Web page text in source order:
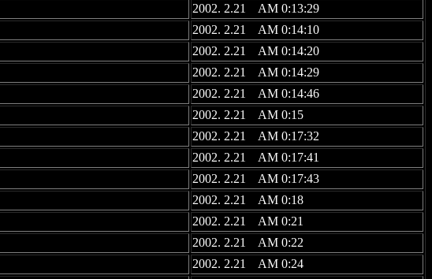
2002. 2.21 AM 0:13:29
2002. 2.21 AM 0:14:10
2002. 2.21 AM 0:14:20
2002. 2.21 AM 0:14:29
2002. 2.21 AM 0:14:46
2002. 2.21 AM 0:15
2002. 2.21 AM 0:17:32
2002. 2.21 AM 0:17:41
2002. 2.21 AM 0:17:43
2002. 2.21 AM 0:18
2002. 2.21 AM 0:21
2002. 2.21 AM 0:22
2002. 2.21 AM 0:24